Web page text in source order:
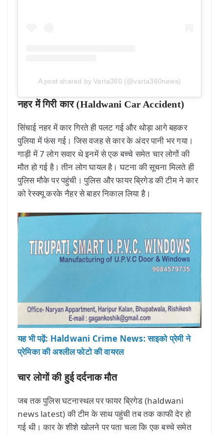
A post shared by Varta360 (@varta360news)
नहर में गिरी कार (Haldwani Car Accident)
सिंचाई नहर में कार गिरते ही पलट गई और थोड़ा आगे बहकर
पुलिया में फंस गई। जिस वजह से कार के अंदर पानी भर गया।
गाड़ी में 7 लोग सवार थे इनमें से एक बच्चे समेत चार लोगों की
मौत हो गई है। तीन लोग घायल है। घटना की सूचना मिलते ही
पुलिस मौके पर पहुंची। पुलिस और फायर ब्रिगेड की टीम ने कार
को रेस्क्यू करके नैहर से बाहर निकाल लिया है।
यह भी पढ़ें: Haldwani Crime News: साइको प्रेमी ने
प्रेमिका की अश्लील फोटो की वायरल
चार लोगों की हुई दर्दनाक मौत
जब तक पुलिस घटनास्थल पर फायर ब्रिगेड (haldwani
news latest) की टीम के साथ पहुंची तब तक काफी देर हो
गई थी। कार के शीशे खोलने पर पता चला कि एक बच्चे समेत